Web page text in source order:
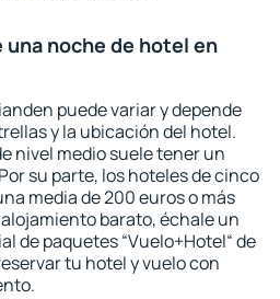
una noche de hotel en
puede variar y depende
y la ubicación del hotel.
nivel medio suele tener un
su parte, los hoteles de cinco
media de 200 euros o más
barato, échale un
de paquetes “Vuelo+Hotel“ de
tu hotel y vuelo con